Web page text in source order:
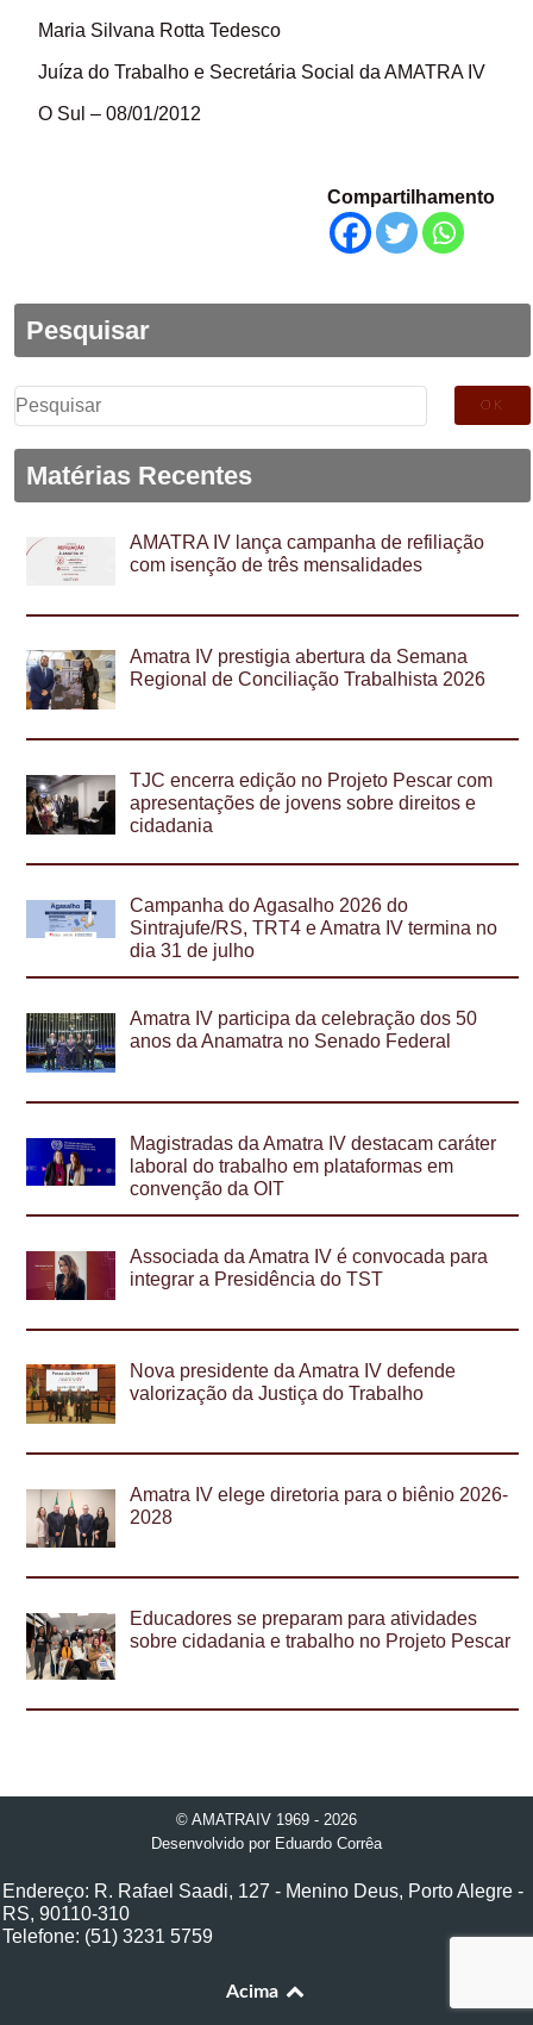
Maria Silvana Rotta Tedesco
Juíza do Trabalho e Secretária Social da AMATRA IV
O Sul – 08/01/2012
Compartilhamento
Pesquisar
Pesquisar
por:
Matérias Recentes
AMATRA IV lança campanha de refiliação
com isenção de três mensalidades
Amatra IV prestigia abertura da Semana
Regional de Conciliação Trabalhista 2026
TJC encerra edição no Projeto Pescar com
apresentações de jovens sobre direitos e
cidadania
Campanha do Agasalho 2026 do
Sintrajufe/RS, TRT4 e Amatra IV termina no
dia 31 de julho
Amatra IV participa da celebração dos 50
anos da Anamatra no Senado Federal
Magistradas da Amatra IV destacam caráter
laboral do trabalho em plataformas em
convenção da OIT
Associada da Amatra IV é convocada para
integrar a Presidência do TST
Nova presidente da Amatra IV defende
valorização da Justiça do Trabalho
Amatra IV elege diretoria para o biênio 2026-
2028
Educadores se preparam para atividades
sobre cidadania e trabalho no Projeto Pescar
© AMATRAIV 1969 - 2026
Desenvolvido por Eduardo Corrêa
Endereço: R. Rafael Saadi, 127 - Menino Deus, Porto Alegre -
RS, 90110-310
Telefone: (51) 3231 5759
Acima